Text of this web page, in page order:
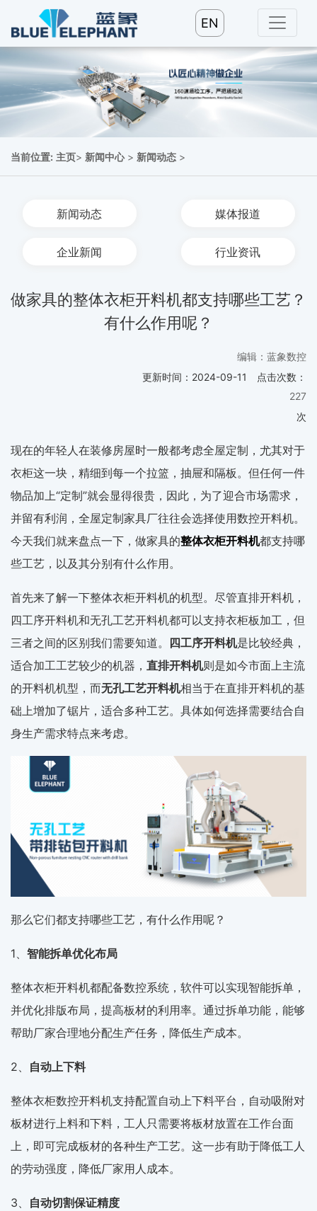
EN
当前位置: 主页> 新闻中心> 新闻动态 >
新闻动态 媒体报道
企业新闻 行业资讯
做家具的整体衣柜开料机都支持哪些工艺？
有什么作用呢？
编辑：蓝象数控
更新时间： 2024-09-11
点击次数：
227
次
现在的年轻人在装修房屋时一般都考虑全屋定制，尤其对于
衣柜这一块，精细到每一个拉篮，抽屉和隔板。但任何一件
物品加上“定制”就会显得很贵，因此，为了迎合市场需求，
并留有利润，全屋定制家具厂往往会选择使用数控开料机。
今天我们就来盘点一下，做家具的整体衣柜开料机都支持哪
些工艺，以及其分别有什么作用。
首先来了解一下整体衣柜开料机的机型。尽管直排开料机，
四工序开料机和无孔工艺开料机都可以支持衣柜板加工，但
三者之间的区别我们需要知道。 四工序开料机是比较经典，
适合加工工艺较少的机器， 直排开料机则是如今市面上主流
的开料机机型，而无孔工艺开料机相当于在直排开料机的基
础上增加了锯片，适合多种工艺。具体如何选择需要结合自
身生产需求特点来考虑。
那么它们都支持哪些工艺，有什么作用呢？
1、 智能拆单优化布局
整体衣柜开料机都配备数控系统，软件可以实现智能拆单，
并优化排版布局，提高板材的利用率。通过拆单功能，能够
帮助厂家合理地分配生产任务，降低生产成本。
2、 自动上下料
整体衣柜数控开料机支持配置自动上下料平台，自动吸附对
板材进行上料和下料，工人只需要将板材放置在工作台面
上，即可完成板材的各种生产工艺。这一步有助于降低工人
的劳动强度，降低厂家用人成本。
3、 自动切割保证精度